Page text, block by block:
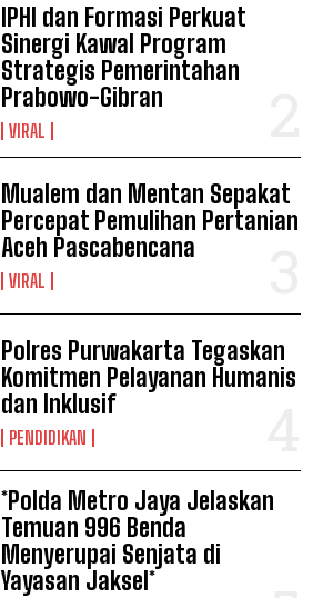
IPHI dan Formasi Perkuat
Sinergi Kawal Program
Strategis Pemerintahan
Prabowo-Gibran
VIRAL
Mualem dan Mentan Sepakat
Percepat Pemulihan Pertanian
Aceh Pascabencana
VIRAL
Polres Purwakarta Tegaskan
Komitmen Pelayanan Humanis
dan Inklusif
PENDIDIKAN
*Polda Metro Jaya Jelaskan
Temuan 996 Benda
Menyerupai Senjata di
Yayasan Jaksel*